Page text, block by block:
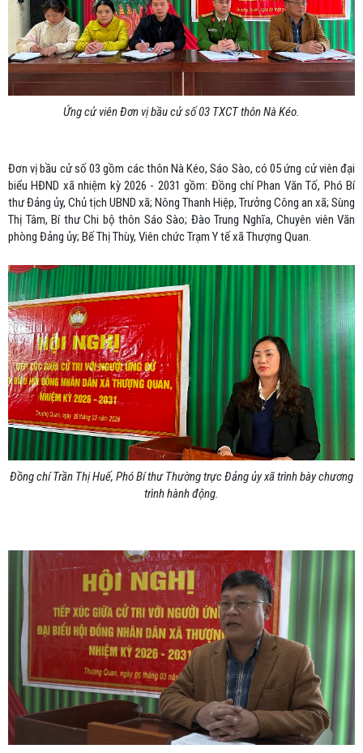
Ứng cử viên Đơn vị bầu cử số 03 TXCT thôn Nà Kéo.
Đơn vị bầu cử số 03 gồm các thôn Nà Kéo, Sáo Sào, có 05 ứng cử viên đại
biểu HĐND xã nhiệm kỳ 2026 - 2031 gồm: Đồng chí Phan Văn Tố, Phó Bí
thư Đảng ủy, Chủ tịch UBND xã; Nông Thanh Hiệp, Trưởng Công an xã; Sùng
Thị Tâm, Bí thư Chi bộ thôn Sáo Sào; Đào Trung Nghĩa, Chuyên viên Văn
phòng Đảng ủy; Bế Thị Thùy, Viên chức Trạm Y tế xã Thượng Quan.
Đồng chí Trần Thị Huế, Phó Bí thư Thường trực Đảng ủy xã trình bày chương
trình hành động.